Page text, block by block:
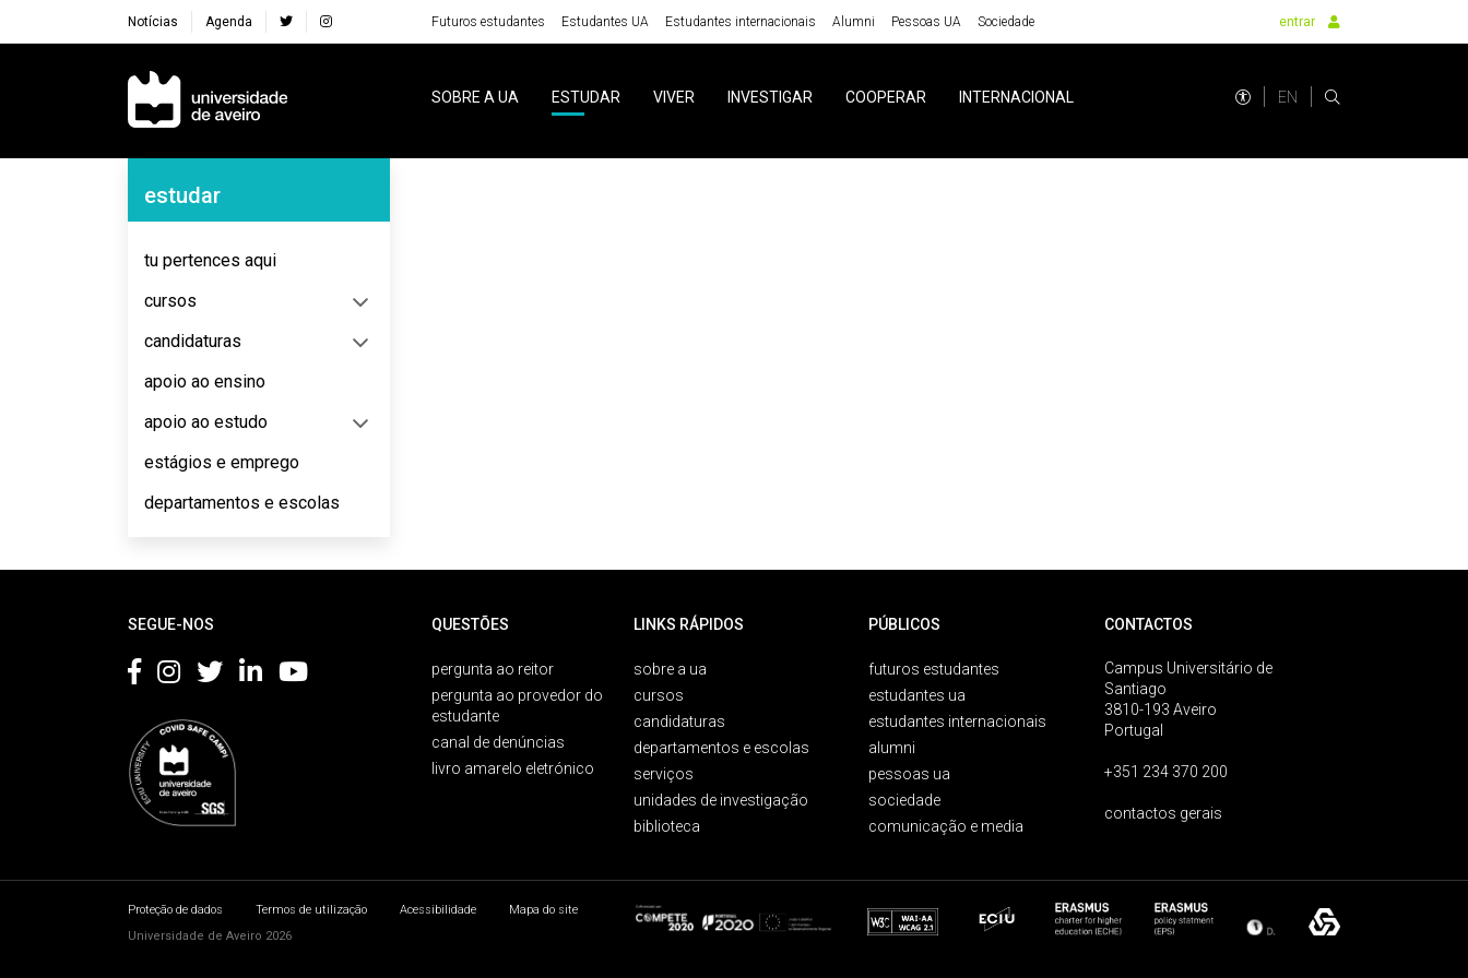
Notícias Agenda Futuros estudantes Estudantes UA Estudantes internacionais Alumni Pessoas UA Sociedade entrar
Navegação Principal
SOBRE A UA ESTUDAR VIVER INVESTIGAR COOPERAR INTERNACIONAL EN
Navegação Lateral
estudar
tu pertences aqui
cursos
candidaturas
apoio ao ensino
apoio ao estudo
estágios e emprego
departamentos e escolas
SEGUE-NOS QUESTÕES
pergunta ao reitor
pergunta ao provedor do
estudante
canal de denúncias
livro amarelo eletrónico
LINKS RÁPIDOS
sobre a ua
cursos
candidaturas
departamentos e escolas
serviços
unidades de investigação
biblioteca
PÚBLICOS
futuros estudantes
estudantes ua
estudantes internacionais
alumni
pessoas ua
sociedade
comunicação e media
CONTACTOS
Campus Universitário de
Santiago
3810-193 Aveiro
Portugal
+351 234 370 200
contactos gerais
Proteção de dados Termos de utilização Acessibilidade
Mapa do site
Universidade de Aveiro 2026